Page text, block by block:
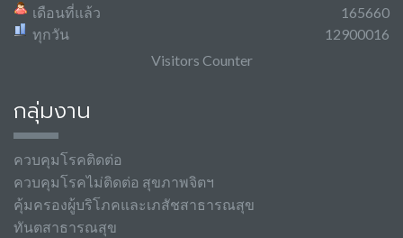
เดือนที่แล้ว
ทุกวัน
165660
12900016
Visitors Counter
กลุ่มงาน
ควบคุมโรคติดต่อ
ควบคุมโรคไม่ติดต่อ สุขภาพจิตฯ
คุ้มครองผู้บริโภคและเภสัชสาธารณสุข
ทันตสาธารณสุข